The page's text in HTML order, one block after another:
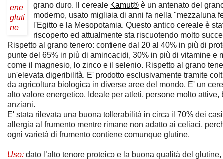
grano duro. Il cereale Kamut® è un antenato del
moderno, usato migliaia di anni fa nella "mezzaluna
l'Egitto e la Mesopotamia. Questo antico cereale è
riscoperto ed attualmente sta riscuotendo molto
Rispetto al grano tenero: contiene dal 20 al 40% in più di
punte del 65% in più di aminoacidi, 30% in più di vitamine e
come il magnesio, lo zinco e il selenio. Rispetto al grano
un'elevata digeribilità. E' prodotto esclusivamente tramite
da agricoltura biologica in diverse aree del mondo. E' un
alto valore energetico. Ideale per atleti, persone molto attive,
anziani.
E' stata rilevata una buona tollerabilità in circa il 70% dei
allergia al frumento mentre rimane non adatto ai celiaci,
ogni varietà di frumento contiene comunque glutine.
Uso: dato l’alto tenore proteico e la buona qualità del glutine,